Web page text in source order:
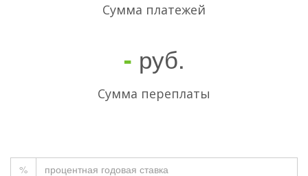
Cумма платежей
- руб.
Сумма переплаты
%